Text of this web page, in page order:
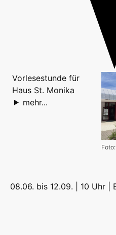
Foto:
Vorlesestunde für
Haus St. Monika
mehr...
08.06. bis 12.09. | 10 Uhr |